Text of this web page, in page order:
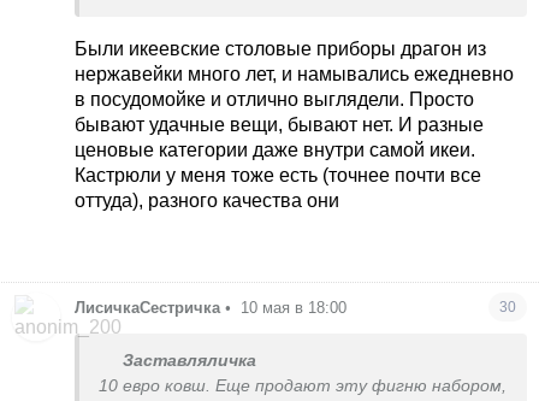
там не стоит одна кастрюля или ковш из
нержавейки 200 евро. Они намываются в
посудомойке каждый день и выглядят прилично,
как новые, без ржавчины и коррозии.
Были икеевские столовые приборы драгон из
нержавейки много лет, и намывались ежедневно
в посудомойке и отлично выглядели. Просто
бывают удачные вещи, бывают нет. И разные
ценовые категории даже внутри самой икеи.
Кастрюли у меня тоже есть (точнее почти все
оттуда), разного качества они
ЛисичкаСестричка • 10 мая в 18:00 30
Заставляличка
10 евро ковш. Еще продают эту фигню набором,